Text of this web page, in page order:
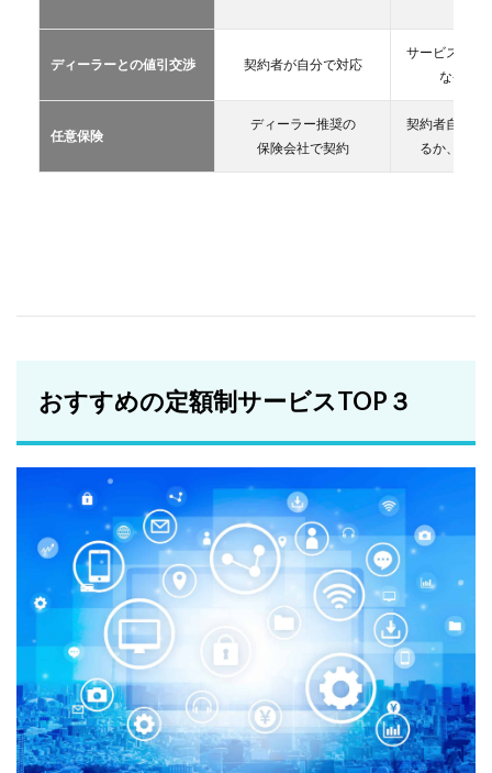
ング
2.4
ー
ディーラーとの値引交渉 契約者が自分で対応
サービス提供
な条件
任意保険
ディーラー推奨の
保険会社で契約
契約者自が自
るか、契約
おすすめの定額制サービスTOP３